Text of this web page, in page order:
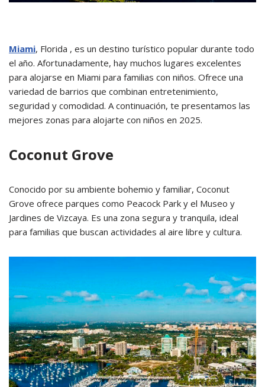
Miami, Florida , es un destino turístico popular durante todo
el año. Afortunadamente, hay muchos lugares excelentes
para alojarse en Miami para familias con niños. Ofrece una
variedad de barrios que combinan entretenimiento,
seguridad y comodidad. A continuación, te presentamos las
mejores zonas para alojarte con niños en 2025.
Coconut Grove
Conocido por su ambiente bohemio y familiar, Coconut
Grove ofrece parques como Peacock Park y el Museo y
Jardines de Vizcaya. Es una zona segura y tranquila, ideal
para familias que buscan actividades al aire libre y cultura.